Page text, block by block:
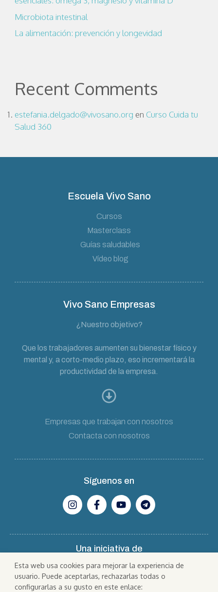
Microbiota intestinal
La alimentación: prevención y longevidad
Recent Comments
estefania.delgado@vivosano.org en Curso Cuida tu
Salud 360
Escuela Vivo Sano
Cursos
Masterclass
Guías saludables
Vídeo blog
Vivo Sano Empresas
¿Nuestro objetivo?
Que los trabajadores aumenten su bienestar físico y
mental y, a corto-medio plazo, eso incrementará la
productividad de la empresa.
Empresas que trabajan con nosotros
Contacta con nosotros
Síguenos en
Una iniciativa de
Esta web usa cookies para mejorar la experiencia de
usuario. Puede aceptarlas, rechazarlas todas o
configurarlas a su gusto en este enlace: